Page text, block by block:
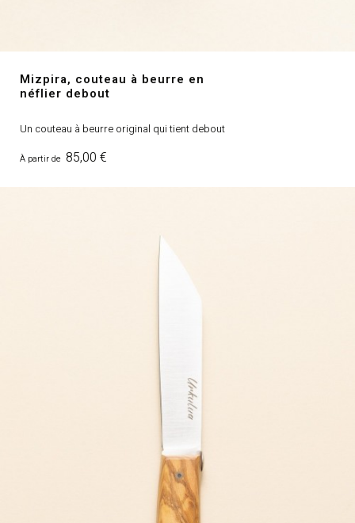
Mizpira, couteau à beurre en
néflier debout
Un couteau à beurre original qui tient debout
À partir de Prix
85,00 €